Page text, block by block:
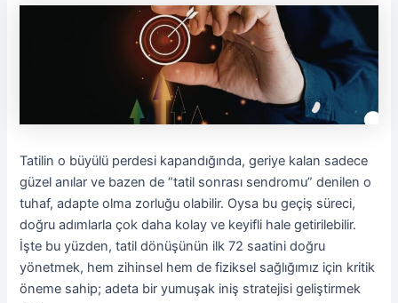
Tatilin o büyülü perdesi kapandığında, geriye kalan sadece
güzel anılar ve bazen de “tatil sonrası sendromu” denilen o
tuhaf, adapte olma zorluğu olabilir. Oysa bu geçiş süreci,
doğru adımlarla çok daha kolay ve keyifli hale getirilebilir.
İşte bu yüzden, tatil dönüşünün ilk 72 saatini doğru
yönetmek, hem zihinsel hem de fiziksel sağlığımız için kritik
öneme sahip; adeta bir yumuşak iniş stratejisi geliştirmek